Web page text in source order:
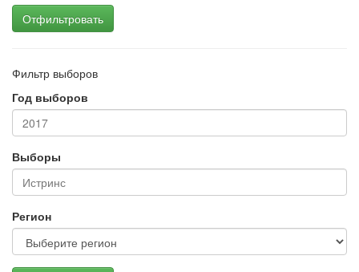
Отфильтровать
Фильтр выборов
Год выборов
Выборы
Регион